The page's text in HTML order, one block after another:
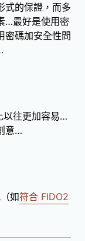
式的保證，而多
…最好是使用密
密碼加安全性問
以往更加容易…
意…
如符合 FIDO2